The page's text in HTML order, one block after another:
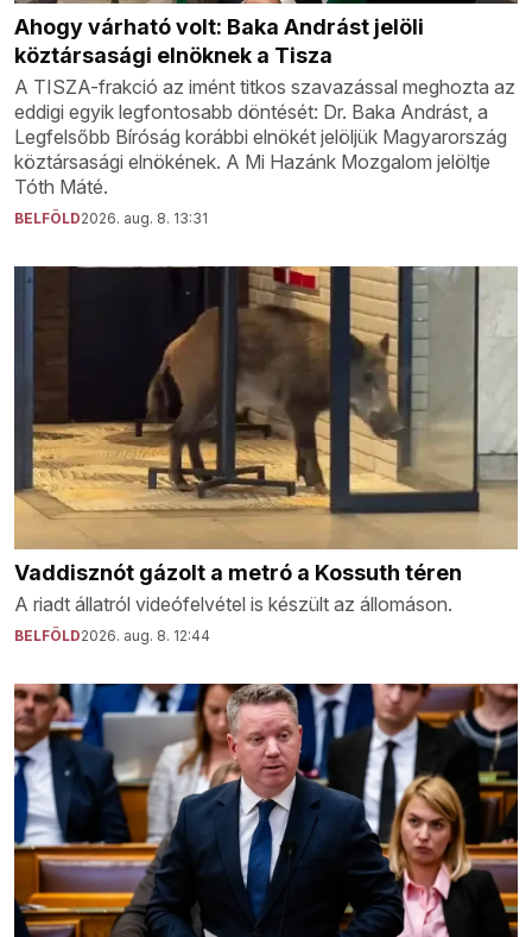
Ahogy várható volt: Baka Andrást jelöli
köztársasági elnöknek a Tisza
A TISZA-frakció az imént titkos szavazással meghozta az
eddigi egyik legfontosabb döntését: Dr. Baka Andrást, a
Legfelsőbb Bíróság korábbi elnökét jelöljük Magyarország
köztársasági elnökének. A Mi Hazánk Mozgalom jelöltje
Tóth Máté.
BELFÖLD2026. aug. 8. 13:31
Vaddisznót gázolt a metró a Kossuth téren
A riadt állatról videófelvétel is készült az állomáson.
BELFÖLD2026. aug. 8. 12:44